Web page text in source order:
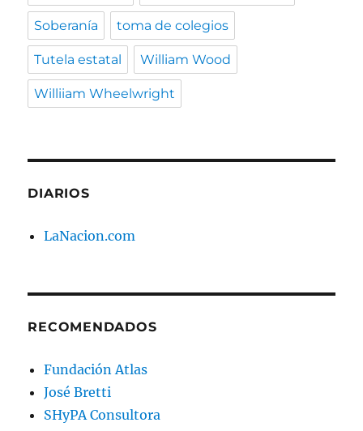
Soberanía toma de colegios
Tutela estatal William Wood
Williiam Wheelwright
DIARIOS
LaNacion.com
RECOMENDADOS
Fundación Atlas
José Bretti
SHyPA Consultora